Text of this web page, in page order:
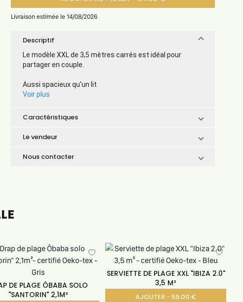
Livraison estimée le 14/08/2026
Descriptif
Le modèle XXL de 3,5 mètres carrés est idéal pour
partager en couple.
Aussi spacieux qu'un lit
Voir plus
Caractéristiques
Le vendeur
Nous contacter
DE PLAGE ÔBABA SOLO
"SANTORIN" 2,1M²
SERVIETTE DE PLAGE XXL "IBIZA 2.0"
3,5 M²
AJOUTER - 59.00 €